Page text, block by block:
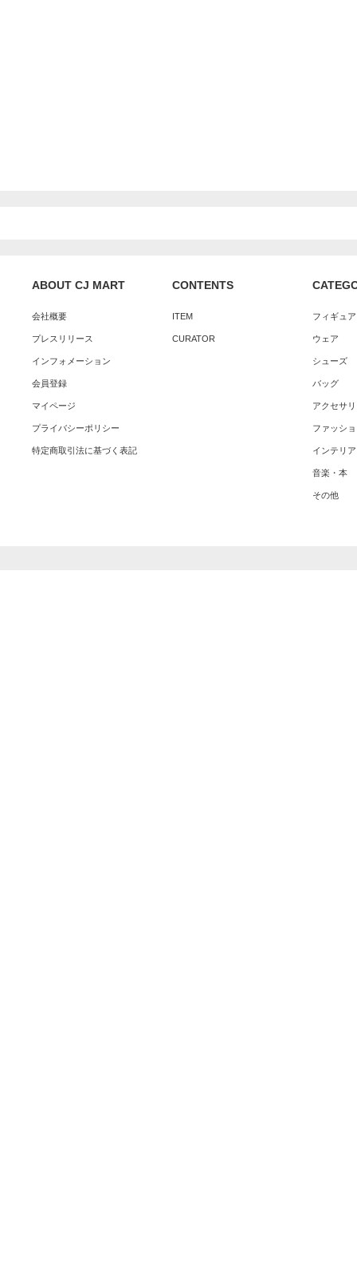
ABOUT CJ MART
会社概要
プレスリリース
インフォメーション
会員登録
マイページ
プライバシーポリシー
特定商取引法に基づく表記
CONTENTS
ITEM
CURATOR
フィギュ
ウェア
シューズ
バッグ
アクセサ
ファッシ
インテリア
音楽・本
その他